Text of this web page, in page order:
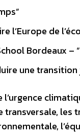
l’Europe de
Bordeaux –
une transition
transversale,